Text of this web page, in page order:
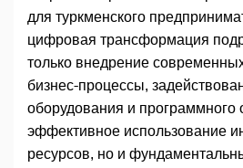
для туркменского
цифровая трансформация
только внедрение
бизнес-процессы,
оборудования и программного
эффективное использование
ресурсов, но и